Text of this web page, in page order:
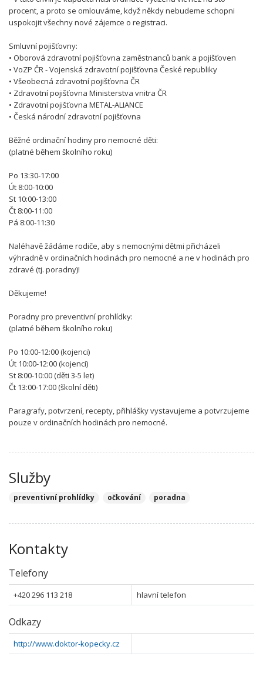
procent, a proto se omlouváme, když někdy nebudeme schopni
uspokojit všechny nové zájemce o registraci.
Smluvní pojišťovny:
• Oborová zdravotní pojišťovna zaměstnanců bank a pojišťoven
• VoZP ČR - Vojenská zdravotní pojišťovna České republiky
• Všeobecná zdravotní pojišťovna ČR
• Zdravotní pojišťovna Ministerstva vnitra ČR
• Zdravotní pojišťovna METAL-ALIANCE
• Česká národní zdravotní pojišťovna
Běžné ordinační hodiny pro nemocné děti:
(platné během školního roku)
Po 13:30-17:00
Út 8:00-10:00
St 10:00-13:00
Čt 8:00-11:00
Pá 8:00-11:30
Naléhavě žádáme rodiče, aby s nemocnými dětmi přicházeli
výhradně v ordinačních hodinách pro nemocné a ne v hodinách pro
zdravé (tj. poradny)!
Děkujeme!
Poradny pro preventivní prohlídky:
(platné během školního roku)
Po 10:00-12:00 (kojenci)
Út 10:00-12:00 (kojenci)
St 8:00-10:00 (děti 3-5 let)
Čt 13:00-17:00 (školní děti)
Paragrafy, potvrzení, recepty, přihlášky vystavujeme a potvrzujeme
pouze v ordinačních hodinách pro nemocné.
Služby
preventivní prohlídky očkování poradna
Kontakty
Telefony
+420 296 113 218 hlavní telefon
Odkazy
http://www.doktor-kopecky.cz